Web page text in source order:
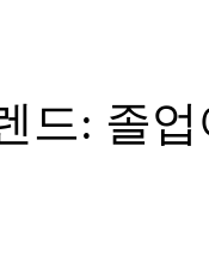
드: 졸